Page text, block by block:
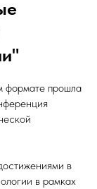
формате прошла
в
в рамках